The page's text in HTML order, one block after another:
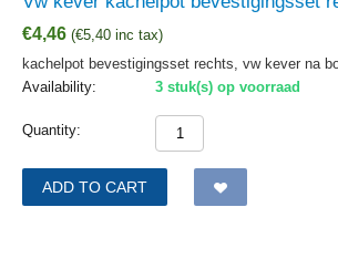
€4,46 (€5,40 inc tax)
kachelpot bevestigingsset rechts, vw kever na
Availability:
3 stuk(s) op voorraad
Quantity:
ADD TO CART